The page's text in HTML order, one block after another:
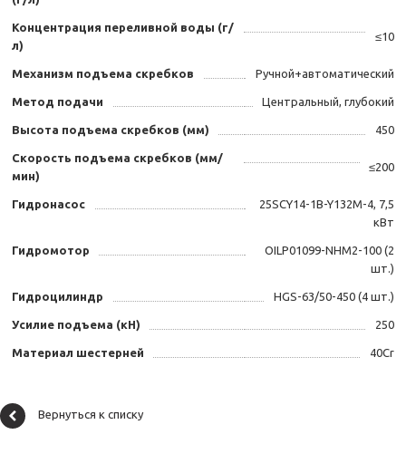
Концентрация переливной воды (г/
л)
≤10
Механизм подъема скребков Ручной+автоматический
Метод подачи Центральный, глубокий
Высота подъема скребков (мм) 450
Скорость подъема скребков (мм/
мин)
≤200
Гидронасос
25SCY14-1B-Y132M-4, 7,5
кВт
Гидромотор
OILP01099-NHM2-100 (2
шт.)
Гидроцилиндр HGS-63/50-450 (4 шт.)
Усилие подъема (кН) 250
Материал шестерней 40Cr
Вернуться к списку